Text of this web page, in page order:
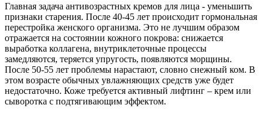
Главная задача антивозрастных кремов для лица - уменьшить
признаки старения. После 40-45 лет происходит гормональная
перестройка женского организма. Это не лучшим образом
отражается на состоянии кожного покрова: снижается
выработка коллагена, внутриклеточные процессы
замедляются, теряется упругость, появляются морщины.
После 50-55 лет проблемы нарастают, словно снежный ком. В
этом возрасте обычных увлажняющих средств уже будет
недостаточно. Коже требуется активный лифтинг – крем или
сыворотка с подтягивающим эффектом.